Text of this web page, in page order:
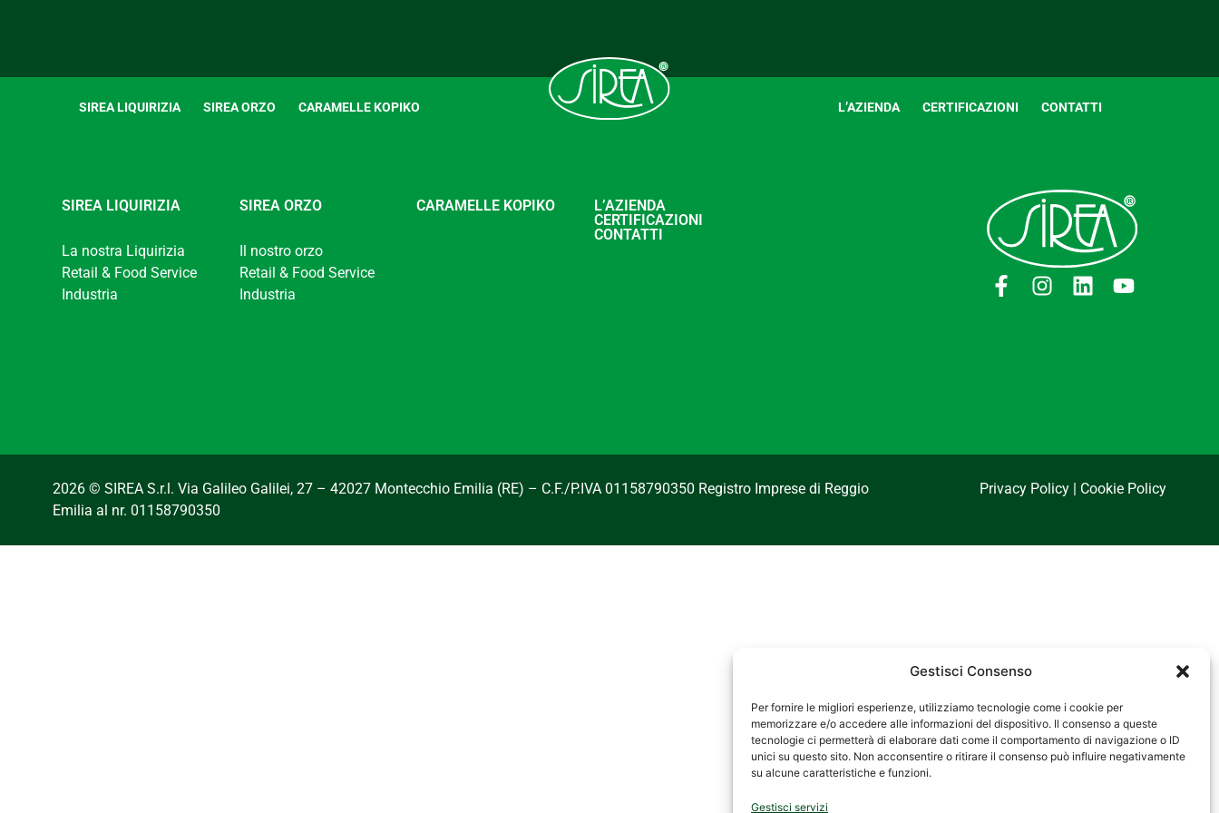
Gestisci Consenso
Per fornire le migliori esperienze, utilizziamo tecnologie come i cookie per
memorizzare e/o accedere alle informazioni del dispositivo. Il consenso a queste
tecnologie ci permetterà di elaborare dati come il comportamento di navigazione o ID
unici su questo sito. Non acconsentire o ritirare il consenso può influire negativamente
su alcune caratteristiche e funzioni.
Gestisci servizi
SIREA LIQUIRIZIA SIREA ORZO CARAMELLE KOPIKO L’AZIENDA CERTIFICAZIONI CONTATTI
SIREA LIQUIRIZIA
La nostra Liquirizia
Retail & Food Service
Industria
SIREA ORZO
Il nostro orzo
Retail & Food Service
Industria
CARAMELLE KOPIKO
L’AZIENDA
CERTIFICAZIONI
CONTATTI
2026 © SIREA S.r.l. Via Galileo Galilei, 27 – 42027 Montecchio Emilia (RE) – C.F./P.IVA 01158790350 Registro Imprese di Reggio
Emilia al nr. 01158790350
Privacy Policy | Cookie Policy